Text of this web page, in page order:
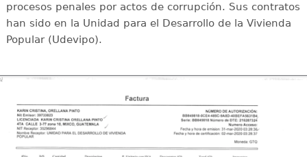
procesos penales por actos de corrupción. Sus contratos
han sido en la Unidad para el Desarrollo de la Vivienda
Popular (Udevipo).